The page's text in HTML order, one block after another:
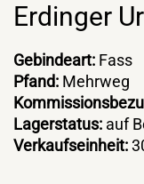
Erdinger
Gebindeart: Fass
Pfand: Mehrweg
Lagerstatus: auf
Verkaufseinheit: